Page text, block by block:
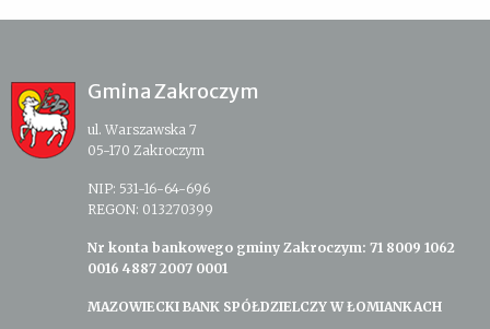
Gmina Zakroczym
ul. Warszawska 7
05-170 Zakroczym
NIP: 531-16-64-696
REGON: 013270399
Nr konta bankowego gminy Zakroczym: 71 8009 1062
0016 4887 2007 0001
MAZOWIECKI BANK SPÓŁDZIELCZY W ŁOMIANKACH